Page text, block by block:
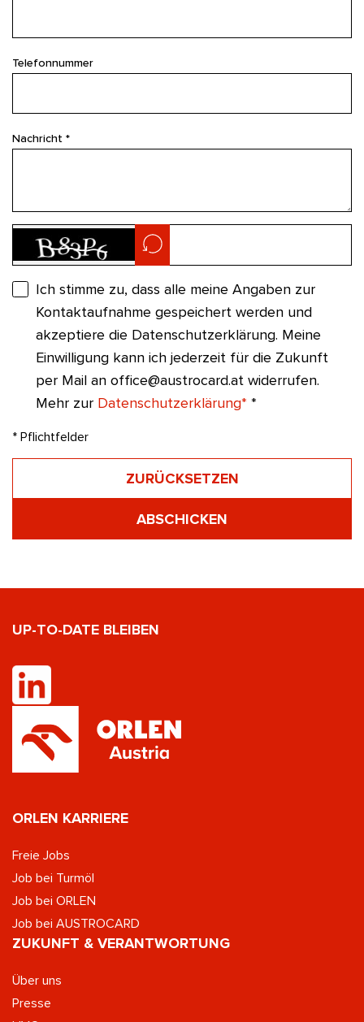
Telefonnummer
Nachricht *
Ich stimme zu, dass alle meine Angaben zur
Kontaktaufnahme gespeichert werden und
akzeptiere die Datenschutzerklärung. Meine
Einwilligung kann ich jederzeit für die Zukunft
per Mail an office@austrocard.at widerrufen.
Mehr zur Datenschutzerklärung**
* Pflichtfelder
ZURÜCKSETZEN
ABSCHICKEN
UP-TO-DATE BLEIBEN
ORLEN KARRIERE
Freie Jobs
Job bei Turmöl
Job bei ORLEN
Job bei AUSTROCARD
ZUKUNFT & VERANTWORTUNG
Über uns
Presse